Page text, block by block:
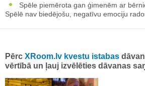
Spēle piemērota gan ģimenēm ar
Spēlē nav biedējošu, negatīvu emociju
Pērc XRoom.lv kvestu istabas
vērtībā un ļauj izvēlēties dāvanas